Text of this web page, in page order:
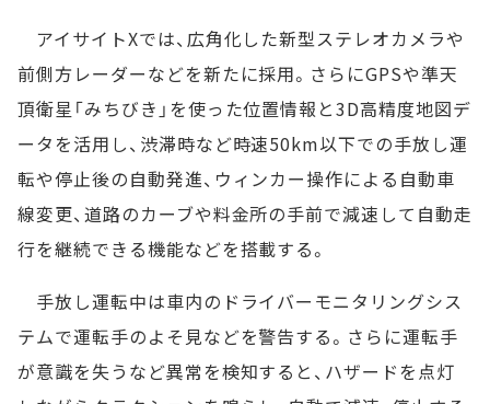
アイサイトXでは、広角化した新型ステレオカメラや
前側方レーダーなどを新たに採用。さらにGPSや準天
頂衛星「みちびき」を使った位置情報と3D高精度地図デ
ータを活用し、渋滞時など時速50km以下での手放し運
転や停止後の自動発進、ウィンカー操作による自動車
線変更、道路のカーブや料金所の手前で減速して自動走
行を継続できる機能などを搭載する。
手放し運転中は車内のドライバーモニタリングシス
テムで運転手のよそ見などを警告する。さらに運転手
が意識を失うなど異常を検知すると、ハザードを点灯